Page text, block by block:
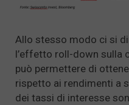
Allo stesso modo ci si
l’effetto roll-down sulla
può permettere di
rispetto ai rendimenti a
dei tassi di interesse